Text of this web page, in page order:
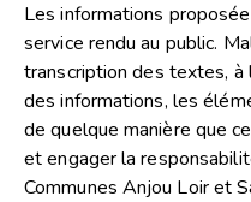
Les informations
service rendu au public.
transcription des textes,
des informations, les
de quelque manière que
et engager la
Communes Anjou Loir et